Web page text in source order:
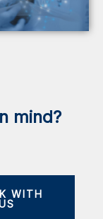
mind?
WITH